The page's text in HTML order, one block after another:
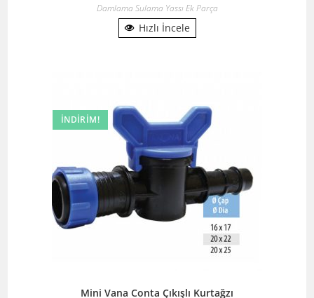
Damlama Sulama Yassı Ek Parça
Hızlı İncele
İNDIRIM!
Mini Vana Conta Çıkışlı Kurtağzı